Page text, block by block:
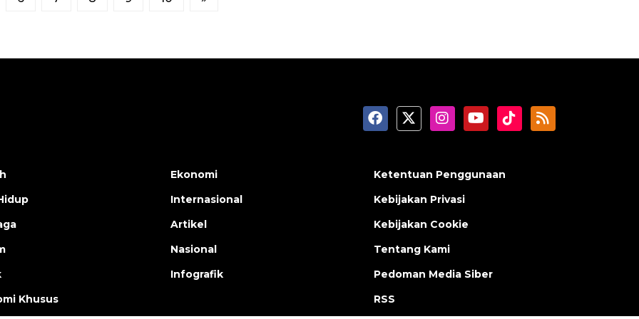
Khusus
Ekonomi
Internasional
Artikel
Nasional
Infografik
Ketentuan Penggunaan
Kebijakan Privasi
Kebijakan Cookie
Tentang Kami
Pedoman Media Siber
RSS